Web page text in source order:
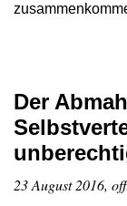
Der
23 August 2016,